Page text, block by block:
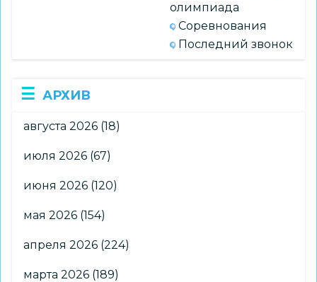
олимпиада
Соревнования
Последний звонок
АРХИВ
августа 2026 (18)
июля 2026 (67)
июня 2026 (120)
мая 2026 (154)
апреля 2026 (224)
марта 2026 (189)